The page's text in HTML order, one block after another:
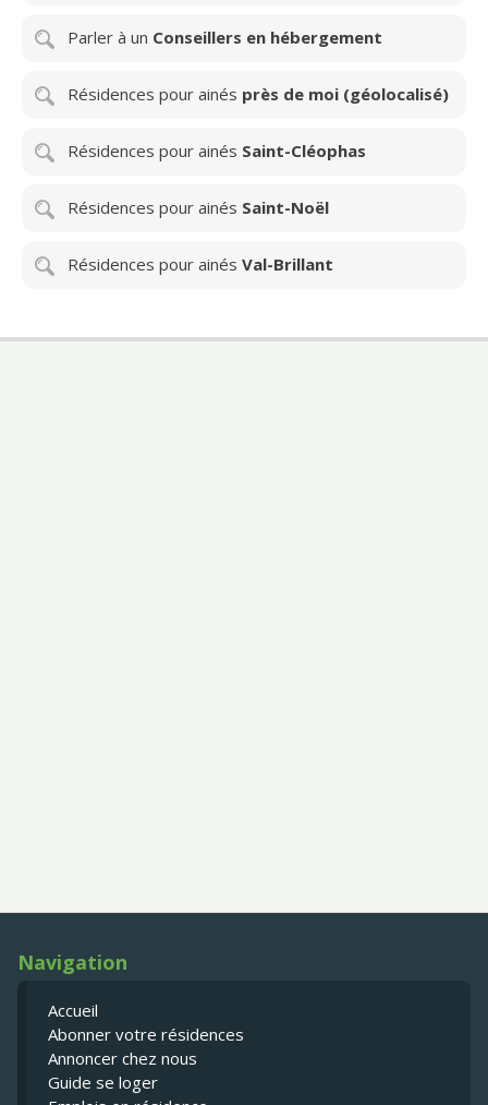
Parler à un Conseillers en hébergement
Résidences pour ainés près de moi (géolocalisé)
Résidences pour ainés Saint-Cléophas
Résidences pour ainés Saint-Noël
Résidences pour ainés Val-Brillant
Navigation
Accueil
Abonner votre résidences
Annoncer chez nous
Guide se loger